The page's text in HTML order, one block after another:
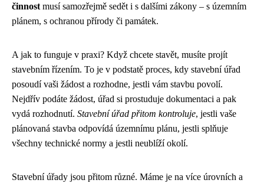
činnost musí samozřejmě sedět i s dalšími zákony – s územním
plánem, s ochranou přírody či památek.
A jak to funguje v praxi? Když chcete stavět, musíte projít
stavebním řízením. To je v podstatě proces, kdy stavební úřad
posoudí vaši žádost a rozhodne, jestli vám stavbu povolí.
Nejdřív podáte žádost, úřad si prostuduje dokumentaci a pak
vydá rozhodnutí. Stavební úřad přitom kontroluje, jestli vaše
plánovaná stavba odpovídá územnímu plánu, jestli splňuje
všechny technické normy a jestli neublíží okolí.
Stavební úřady jsou přitom různé. Máme je na více úrovních a